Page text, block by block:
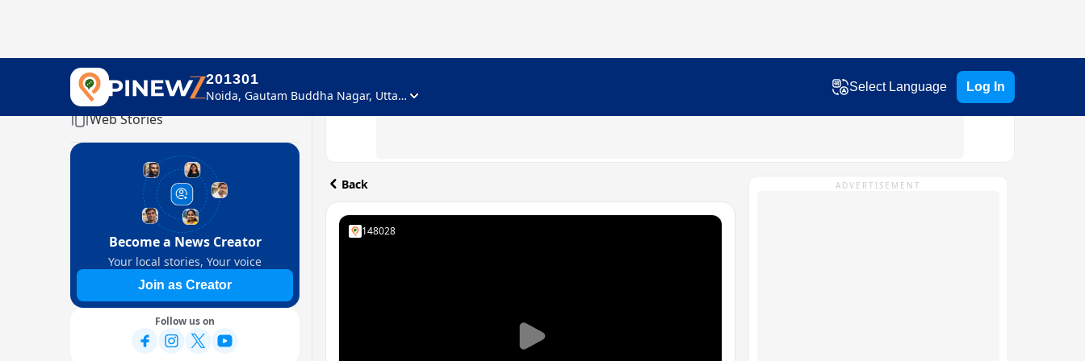
201301
Noida, Gautam Buddha Nagar, Uttar Pradesh
Select Language Log In
Home
Web Stories
Become a News Creator
Your local stories, Your voice
Join as Creator
Follow us on
Back
148028
ADVERTISEMENT